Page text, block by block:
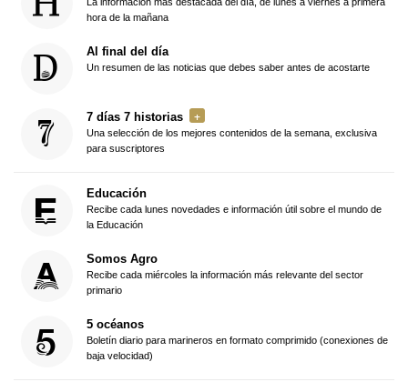
hora de la mañana
Al final del día
Un resumen de las noticias que debes saber antes de acostarte
7 días 7 historias
Una selección de los mejores contenidos de la semana, exclusiva
para suscriptores
Educación
Recibe cada lunes novedades e información útil sobre el mundo de
la Educación
Somos Agro
Recibe cada miércoles la información más relevante del sector
primario
5 océanos
Boletín diario para marineros en formato comprimido (conexiones de
baja velocidad)